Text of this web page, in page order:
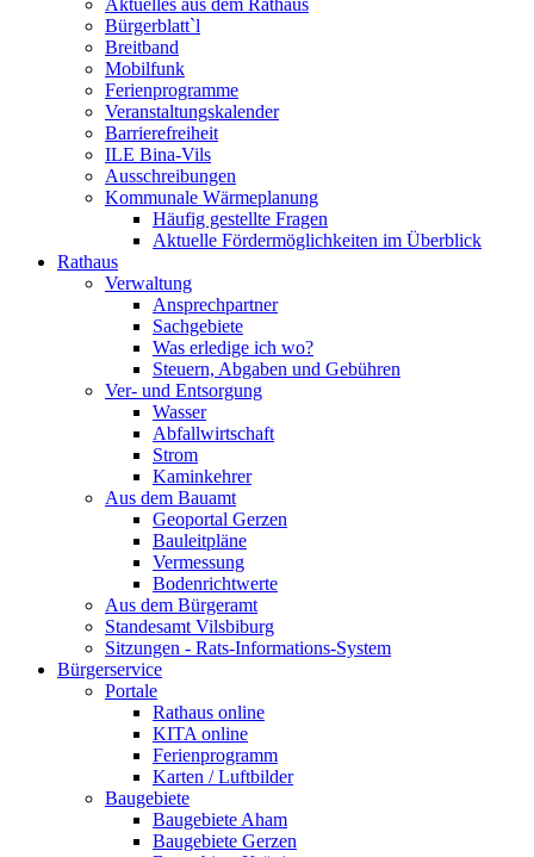
Aktuelles aus dem Rathaus
Bürgerblatt`l
Breitband
Mobilfunk
Ferienprogramme
Veranstaltungskalender
Barrierefreiheit
ILE Bina-Vils
Ausschreibungen
Kommunale Wärmeplanung
Häufig gestellte Fragen
Aktuelle Fördermöglichkeiten im Überblick
Rathaus
Verwaltung
Ansprechpartner
Sachgebiete
Was erledige ich wo?
Steuern, Abgaben und Gebühren
Ver- und Entsorgung
Wasser
Abfallwirtschaft
Strom
Kaminkehrer
Aus dem Bauamt
Geoportal Gerzen
Bauleitpläne
Vermessung
Bodenrichtwerte
Aus dem Bürgeramt
Standesamt Vilsbiburg
Sitzungen - Rats-Informations-System
Bürgerservice
Portale
Rathaus online
KITA online
Ferienprogramm
Karten / Luftbilder
Baugebiete
Baugebiete Aham
Baugebiete Gerzen